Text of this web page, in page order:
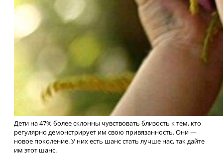
Дети на 47% более склонны чувствовать близость к тем, кто
регулярно демонстрирует им свою привязанность. Они —
новое поколение. У них есть шанс стать лучше нас, так дайте
им этот шанс.